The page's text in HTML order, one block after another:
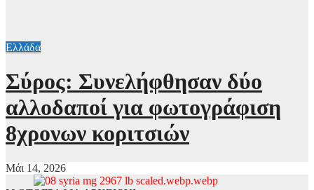
Ελλάδα
Σύρος: Συνελήφθησαν δύο
αλλοδαποί για φωτογράφιση
8χρονων κοριτσιών
Μάι 14, 2026